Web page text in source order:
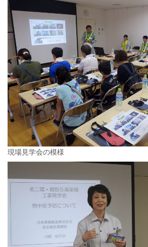
現場見学会の模様